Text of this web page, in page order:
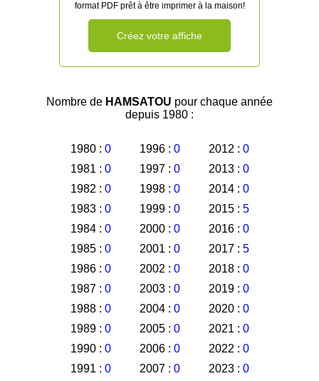
format PDF prêt à être imprimer à la maison!
Créez votre affiche
Nombre de HAMSATOU pour chaque année
depuis 1980 :
1980 : 0
1981 : 0
1982 : 0
1983 : 0
1984 : 0
1985 : 0
1986 : 0
1987 : 0
1988 : 0
1989 : 0
1990 : 0
1991 : 0
1996 : 0
1997 : 0
1998 : 0
1999 : 0
2000 : 0
2001 : 0
2002 : 0
2003 : 0
2004 : 0
2005 : 0
2006 : 0
2007 : 0
2012 : 0
2013 : 0
2014 : 0
2015 : 5
2016 : 0
2017 : 5
2018 : 0
2019 : 0
2020 : 0
2021 : 0
2022 : 0
2023 : 0